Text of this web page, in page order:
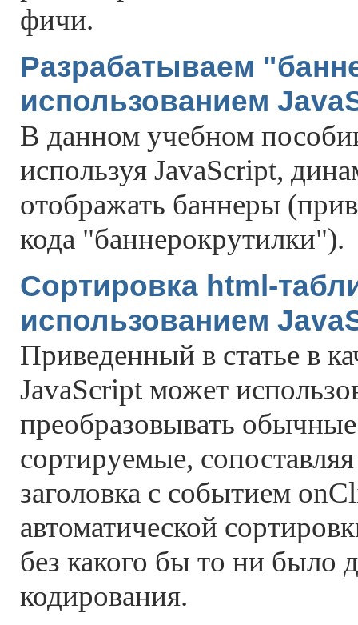
фичи.
Разрабатываем
использованием
В данном учебном
используя JavaScript,
отображать баннеры
кода "баннерокрутилки").
Cортировка html-
использованием
Приведенный в статье в
JavaScript может
преобразовывать
сортируемые,
заголовка с событием
автоматической
без какого бы то ни было
кодирования.